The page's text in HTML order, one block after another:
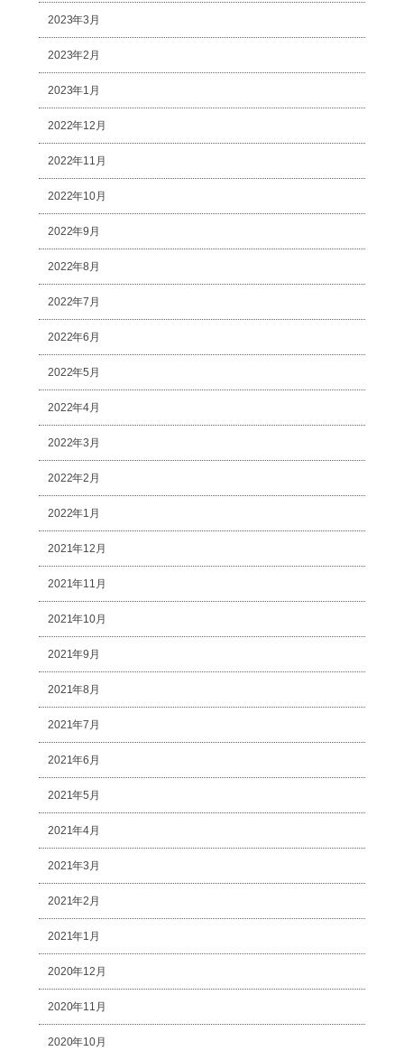
2023年3月
2023年2月
2023年1月
2022年12月
2022年11月
2022年10月
2022年9月
2022年8月
2022年7月
2022年6月
2022年5月
2022年4月
2022年3月
2022年2月
2022年1月
2021年12月
2021年11月
2021年10月
2021年9月
2021年8月
2021年7月
2021年6月
2021年5月
2021年4月
2021年3月
2021年2月
2021年1月
2020年12月
2020年11月
2020年10月